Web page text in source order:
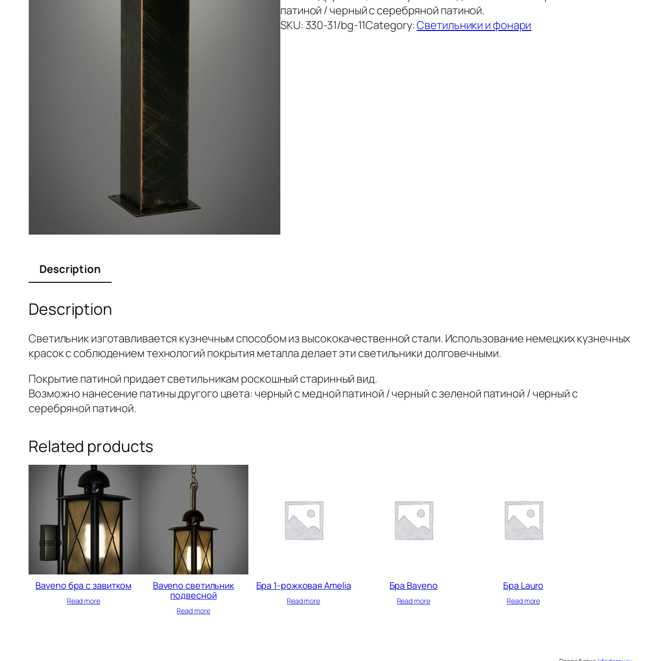
патиной / черный с серебряной патиной.
SKU: 330-31/bg-11Category:Светильники и фонари
Description
Description
Светильник изготавливается кузнечным способом из высококачественной стали. Использование немецких кузнечных
красок с соблюдением технологий покрытия металла делает эти светильники долговечными.
Покрытие патиной придает светильникам роскошный старинный вид.
Возможно нанесение патины другого цвета: черный с медной патиной / черный с зеленой патиной / черный с
серебряной патиной.
Related products
Baveno бра с завитком
Read more
Baveno светильник
подвесной
Read more
Бра 1-рожковая Amelia
Read more
Бра Baveno
Read more
Бра Lauro
Read more